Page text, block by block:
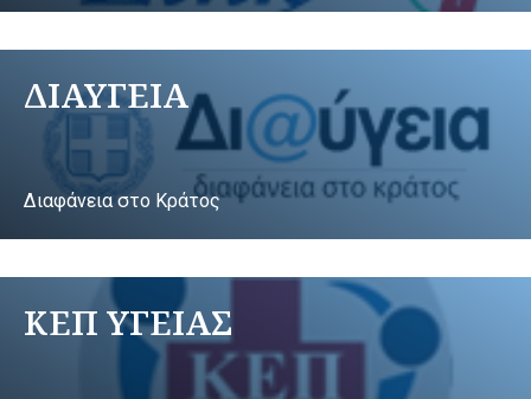
ΔΙΑΥΓΕΙΑ
Διαφάνεια στο Κράτος
ΚΕΠ ΥΓΕΙΑΣ